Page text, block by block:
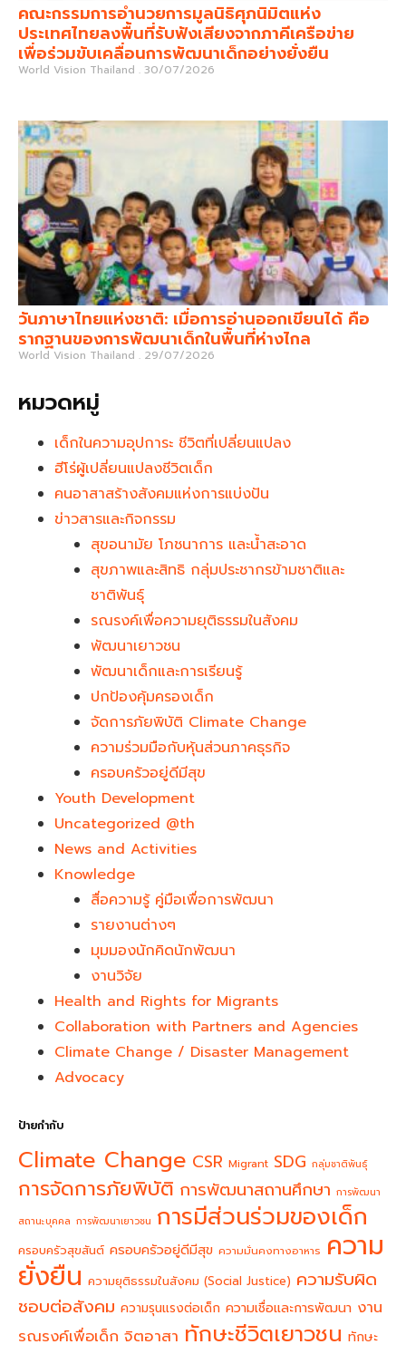
คณะกรรมการอำนวยการมูลนิธิศุภนิมิตแห่ง
ประเทศไทยลงพื้นที่รับฟังเสียงจากภาคีเครือข่าย
เพื่อร่วมขับเคลื่อนการพัฒนาเด็กอย่างยั่งยืน
World Vision Thailand 30/07/2026
วันภาษาไทยแห่งชาติ: เมื่อการอ่านออกเขียนได้ คือ
รากฐานของการพัฒนาเด็กในพื้นที่ห่างไกล
World Vision Thailand 29/07/2026
หมวดหมู่
เด็กในความอุปการะ ชีวิตที่เปลี่ยนแปลง
ฮีโร่ผู้เปลี่ยนแปลงชีวิตเด็ก
คนอาสาสร้างสังคมแห่งการแบ่งปัน
ข่าวสารและกิจกรรม
สุขอนามัย โภชนาการ และน้ำสะอาด
สุขภาพและสิทธิ กลุ่มประชากรข้ามชาติและ
ชาติพันธุ์
รณรงค์เพื่อความยุติธรรมในสังคม
พัฒนาเยาวชน
พัฒนาเด็กและการเรียนรู้
ปกป้องคุ้มครองเด็ก
จัดการภัยพิบัติ Climate Change
ความร่วมมือกับหุ้นส่วนภาคธุรกิจ
ครอบครัวอยู่ดีมีสุข
Youth Development​
Uncategorized @th
News and Activities
Knowledge
สื่อความรู้ คู่มือเพื่อการพัฒนา
รายงานต่างๆ
มุมมองนักคิดนักพัฒนา
งานวิจัย
Health and Rights for Migrants
Collaboration with Partners and Agencies
Climate Change / Disaster Management
Advocacy
ป้ายกำกับ
Climate Change CSR Migrant SDG กลุ่มชาติพันธุ์
การจัดการภัยพิบัติ การพัฒนาสถานศึกษา การพัฒนา
สถานะบุคคล การพัฒนาเยาวชน การมีส่วนร่วมของเด็ก
ครอบครัวสุขสันต์ ครอบครัวอยู่ดีมีสุข ความมั่นคงทางอาหาร ความ
ยั่งยืน ความยุติธรรมในสังคม (Social Justice) ความรับผิด
ชอบต่อสังคม ความรุนแรงต่อเด็ก ความเชื่อและการพัฒนา งาน
รณรงค์เพื่อเด็ก จิตอาสา ทักษะชีวิตเยาวชน ทักษะ